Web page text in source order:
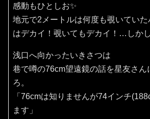
感動もひとしお✨️
地元で2メートルは何度も覗いてい
はデカイ！覗いてもデカイ！…しか
浅口へ向かったいきさつは
巷で噂の76cm望遠鏡の話を星友さん
ろ。
「76cmは知りませんが74インチ
ます」